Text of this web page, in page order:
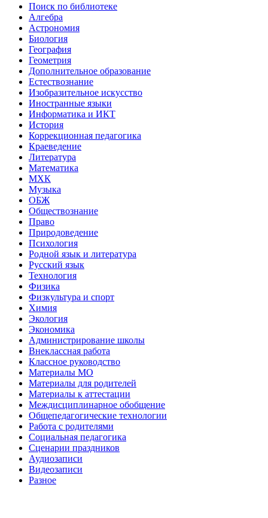
Поиск по библиотеке
Алгебра
Астрономия
Биология
География
Геометрия
Дополнительное образование
Естествознание
Изобразительное искусство
Иностранные языки
Информатика и ИКТ
История
Коррекционная педагогика
Краеведение
Литература
Математика
МХК
Музыка
ОБЖ
Обществознание
Право
Природоведение
Психология
Родной язык и литература
Русский язык
Технология
Физика
Физкультура и спорт
Химия
Экология
Экономика
Администрирование школы
Внеклассная работа
Классное руководство
Материалы МО
Материалы для родителей
Материалы к аттестации
Междисциплинарное обобщение
Общепедагогические технологии
Работа с родителями
Социальная педагогика
Сценарии праздников
Аудиозаписи
Видеозаписи
Разное